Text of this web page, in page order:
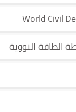
الطاقة النووية